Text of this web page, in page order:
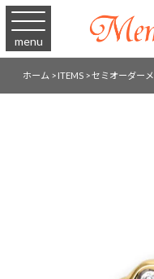
menu
ホーム>ITEMS>セミオーダー